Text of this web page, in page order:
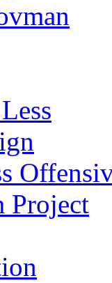
Project